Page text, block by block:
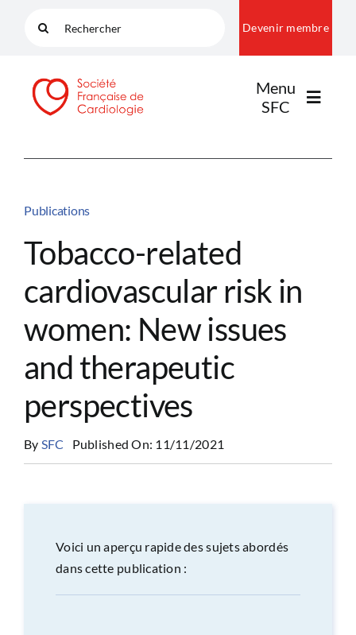
Rechercher: Devenir membre
Menu
SFC
PUBLICATIONS
CONGRÈS
FORMATION
Publications
Tobacco-related
cardiovascular risk in
women: New issues
and therapeutic
perspectives
By SFC Published On: 11/11/2021
Voici un aperçu rapide des sujets abordés
dans cette publication :